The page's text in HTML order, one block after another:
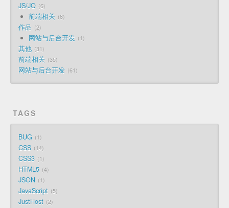
JS/JQ 6
前端相关 6
作品 2
网站与后台开发 1
其他 31
前端相关 35
网站与后台开发 61
TAGS
BUG 1
CSS 14
CSS3 1
HTML5 4
JSON 1
JavaScript 5
JustHost 2